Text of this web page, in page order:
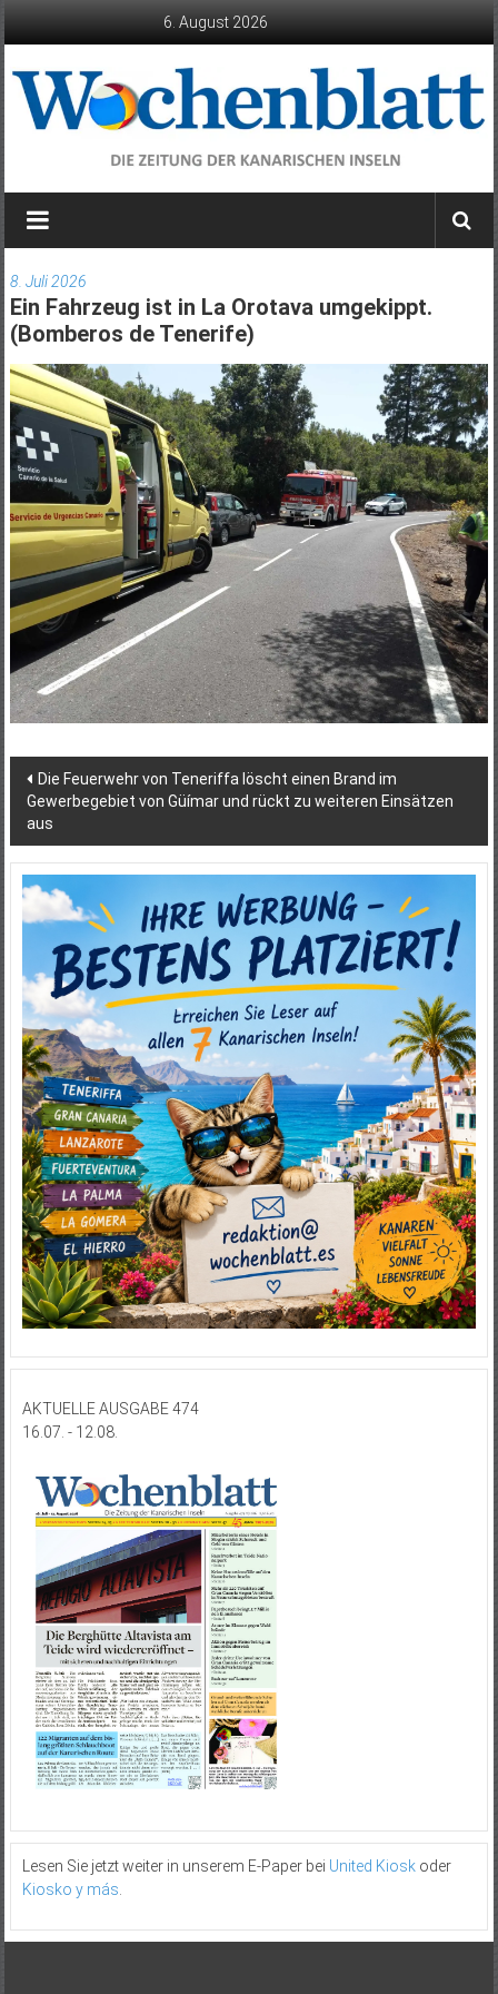
6. August 2026
Wochenblatt
die
der
Kanarischen
Inseln
8. Juli 2026
Ein Fahrzeug ist in La Orotava umgekippt.
(Bomberos de Tenerife)
Beitragsnavigation
Die Feuerwehr von Teneriffa löscht einen Brand im
Gewerbegebiet von Güímar und rückt zu weiteren Einsätzen
aus
AKTUELLE AUSGABE 474
16.07. - 12.08.
Lesen Sie jetzt weiter in unserem E-Paper bei United Kioskoder
Kiosko y más.